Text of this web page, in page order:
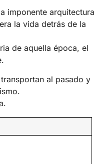
imponente arquitectura
la vida detrás de la
de aquella época, el
al pasado y